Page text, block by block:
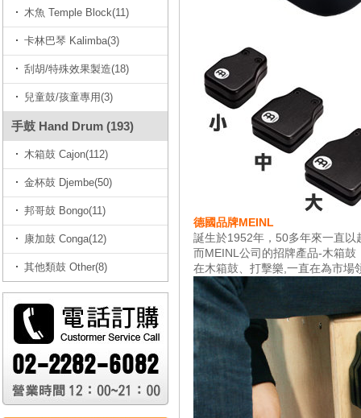
木魚 Temple Block(11)
卡林巴琴 Kalimba(3)
刮胡/特殊效果製造(18)
兒童鼓/孩童專用(3)
手鼓 Hand Drum (193)
木箱鼓 Cajon(112)
金杯鼓 Djembe(50)
邦哥鼓 Bongo(11)
康加鼓 Conga(12)
其他類鼓 Other(8)
德國品牌MEINL
誕生於1952年，50多年來一直
而MEINL公司的招牌產品-木箱
在木箱鼓、打擊樂,一直在為市場